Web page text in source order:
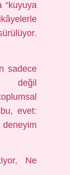
“kuyuya
sadece
değil
evet:
Ne